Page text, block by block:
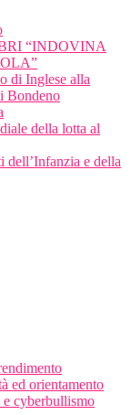
“INDOVINA
di Inglese alla
Bondeno
della lotta al
e della
ed orientamento
cyberbullismo